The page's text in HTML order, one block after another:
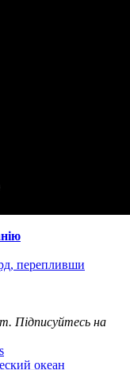
перепливши
Підписуйтесь на
океан